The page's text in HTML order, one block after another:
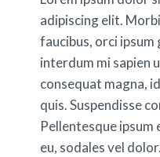
adipiscing elit.
faucibus, orci
interdum mi sapien
consequat magna,
quis. Suspendisse
Pellentesque
eu, sodales vel